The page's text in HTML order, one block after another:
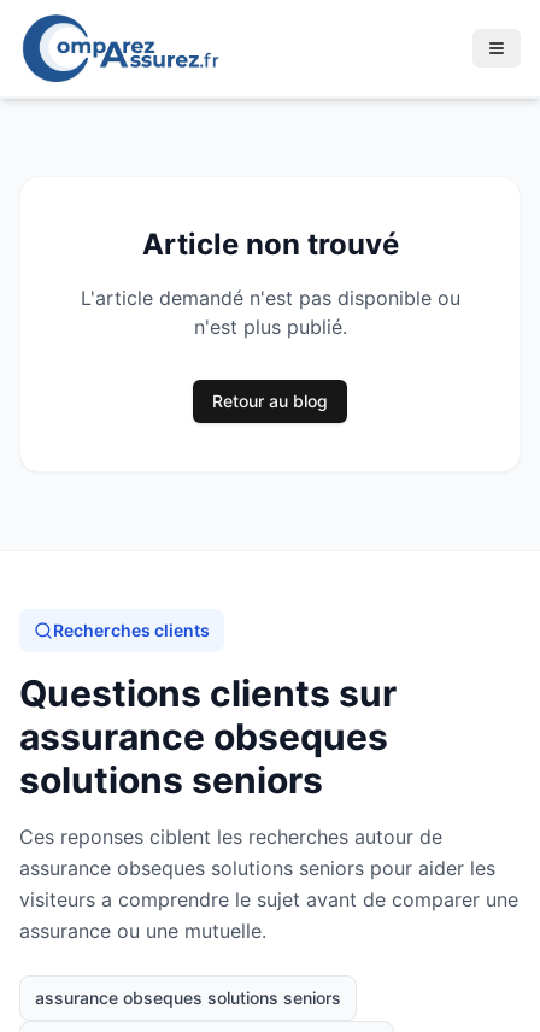
Article non trouvé
L'article demandé n'est pas disponible ou
n'est plus publié.
Retour au blog
Recherches clients
Questions clients sur
assurance obseques
solutions seniors
Ces reponses ciblent les recherches autour de
assurance obseques solutions seniors pour aider les
visiteurs a comprendre le sujet avant de comparer une
assurance ou une mutuelle.
assurance obseques solutions seniors